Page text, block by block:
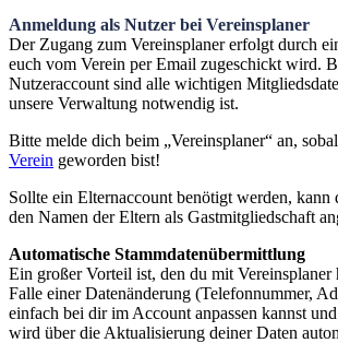
Anmeldung als Nutzer bei Vereinsplaner
Der Zugang zum Vereinsplaner erfolgt durch
euch vom Verein per Email zugeschickt wird.
Nutzeraccount sind alle wichtigen
unsere Verwaltung notwendig ist.
Bitte melde dich beim „Vereinsplaner“ an,
Verein geworden bist!
Sollte ein Elternaccount benötigt werden, kann
den Namen der Eltern als Gastmitgliedschaft
Automatische Stammdatenübermittlung
Ein großer Vorteil ist, den du mit Vereinsplaner
Falle einer Datenänderung (Telefonnummer,
einfach bei dir im Account anpassen kannst
wird über die Aktualisierung deiner Daten